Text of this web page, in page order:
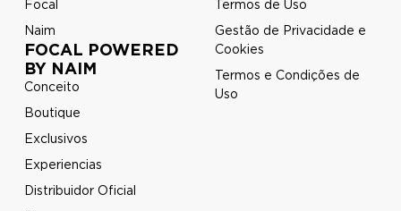
Focal
Naim
FOCAL POWERED
BY NAIM
Conceito
Boutique
Exclusivos
Experiencias
Distribuidor Oficial
Termos de Uso
Gestão de Privacidade e
Cookies
Termos e Condições de
Uso